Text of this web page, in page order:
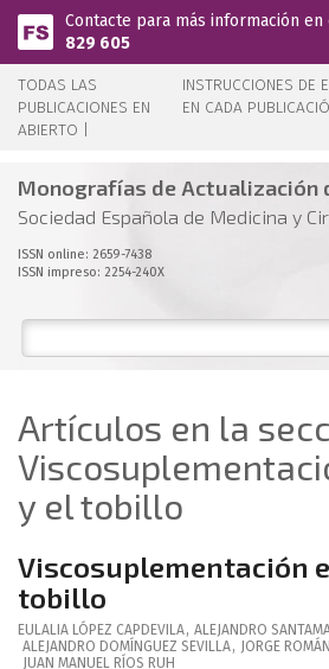
Pasar al contenido principal
Contacte para más información
829 605
TODAS LAS
PUBLICACIONES EN
ABIERTO |
INSTRUCCIONES DE
EN CADA
Monografías de Actualización
Sociedad Española de Medicina y
ISSN online: 2659-7438
ISSN impreso: 2254-240X
Artículos en la
y el tobillo
Viscosuplementación
tobillo
EULALIA LÓPEZ CAPDEVILA, ALEJANDRO
ALEJANDRO DOMÍNGUEZ SEVILLA, JORGE
JUAN MANUEL RÍOS RUH